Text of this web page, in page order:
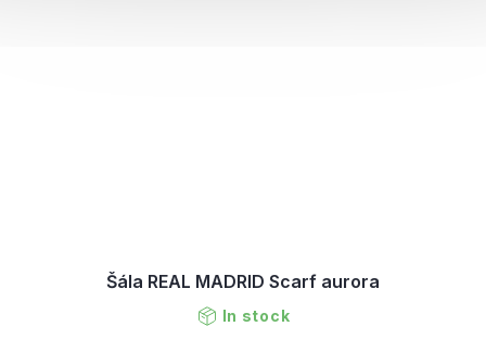
Šála REAL MADRID Scarf aurora
In stock